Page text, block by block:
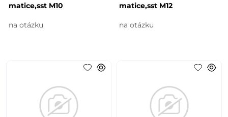
matice,sst M10
na otázku
matice,sst M12
na otázku